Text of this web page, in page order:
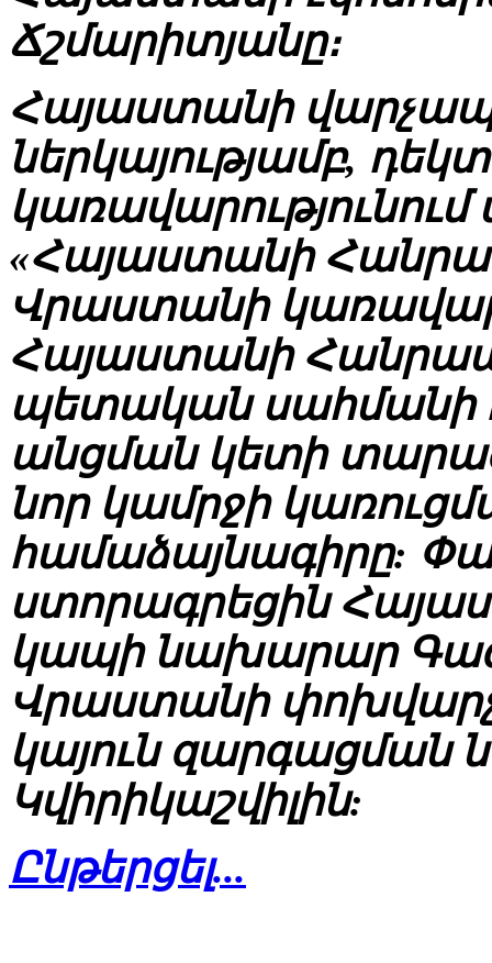
Ճշմարիտյանը։
Հայաստանի
ներկայությամբ,
«Հայաստանի
Վրաստանի
Հայաստանի
պետական սահմանի
անցման կետի
նոր կամրջի
համաձայնագիրը:
ստորագրեցին
կապի նախարար
Վրաստանի
կայուն զարգացման
Կվիրիկաշվիլին:
Ընթերցել...